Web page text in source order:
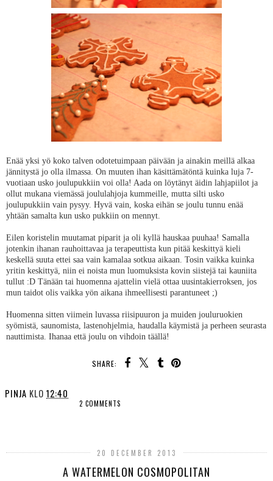
Enää yksi yö koko talven odotetuimpaan päivään ja ainakin meillä alkaa
jännitystä jo olla ilmassa. On muuten ihan käsittämätöntä kuinka luja 7-
vuotiaan usko joulupukkiin voi olla! Aada on löytänyt äidin lahjapiilot ja
ollut mukana viemässä joululahjoja kummeille, mutta silti usko
joulupukkiin vain pysyy. Hyvä vain, koska eihän se joulu tunnu enää
yhtään samalta kun usko pukkiin on mennyt.
Eilen koristelin muutamat piparit ja oli kyllä hauskaa puuhaa! Samalla
jotenkin ihanan rauhoittavaa ja terapeuttista kun pitää keskittyä kieli
keskellä suuta ettei saa vain kamalaa sotkua aikaan. Tosin vaikka kuinka
yritin keskittyä, niin ei noista mun luomuksista kovin siistejä tai kauniita
tullut :D Tänään tai huomenna ajattelin vielä ottaa uusintakierroksen, jos
mun taidot olis vaikka yön aikana ihmeellisesti parantuneet ;)
Huomenna sitten viimein luvassa riisipuuron ja muiden jouluruokien
syömistä, saunomista, lastenohjelmia, haudalla käymistä ja perheen seurasta
nauttimista. Ihanaa että joulu on vihdoin täällä!
SHARE:
PINJA KLO 12:40
2 COMMENTS
20 DECEMBER 2013
A WATERMELON COSMOPOLITAN